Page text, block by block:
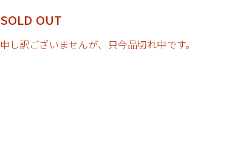
SOLD OUT
申し訳ございませんが、只今品切れ中です。